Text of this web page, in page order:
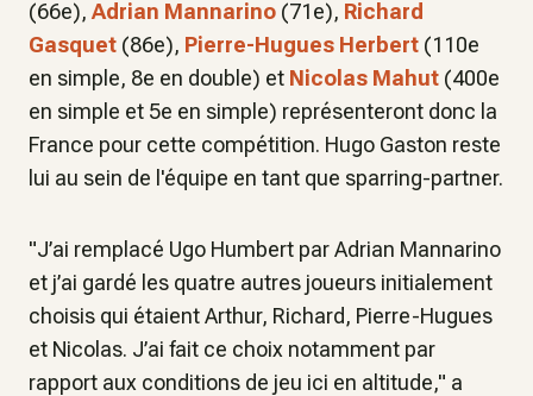
(66e), Adrian Mannarino (71e), Richard
Gasquet (86e), Pierre-Hugues Herbert (110e
en simple, 8e en double) et Nicolas Mahut (400e
en simple et 5e en simple) représenteront donc la
France pour cette compétition. Hugo Gaston reste
lui au sein de l'équipe en tant que sparring-partner.
"J’ai remplacé Ugo Humbert par Adrian Mannarino
et j’ai gardé les quatre autres joueurs initialement
choisis qui étaient Arthur, Richard, Pierre-Hugues
et Nicolas. J’ai fait ce choix notamment par
rapport aux conditions de jeu ici en altitude," a